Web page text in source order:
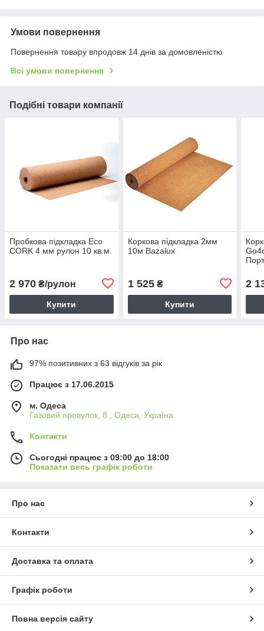
Умови повернення
Повернення товару впродовж 14 днів за домовленістю
Всі умови повернення
Подібні товари компанії
Пробкова підкладка Eco
CORK 4 мм рулон 10 кв.м.
2 970 ₴/рулон
Купити
Коркова підкладка 2мм
10м Bazalux
1 525₴
Купити
2
Про нас
97% позитивних з 63 відгуків за рік
Працює з 17.06.2015
м. Одеса
Газовий провулок, 8 , Одеса, Україна
Контакти
Сьогодні працює з 09:00 до 18:00
Показати весь графік роботи
Про нас
Контакти
Доставка та оплата
Графік роботи
Повна версія сайту